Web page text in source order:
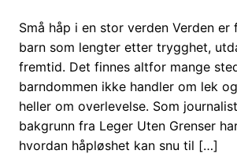
Små håp i en stor verden Verden er
barn som lengter etter trygghet,
fremtid. Det finnes altfor mange
barndommen ikke handler om lek
heller om overlevelse. Som
bakgrunn fra Leger Uten Grenser
hvordan håpløshet kan snu til […]